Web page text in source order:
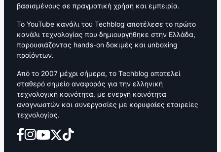
βασισμένους σε πραγματική χρήση και εμπειρία.
Το YouTube κανάλι του Techblog αποτέλεσε το πρώτο
κανάλι τεχνολογίας που δημιουργήθηκε στην Ελλάδα,
παρουσιάζοντας hands-on δοκιμές και unboxing
προϊόντων.
Από το 2007 μέχρι σήμερα, το Techblog αποτελεί
σταθερό σημείο αναφοράς για την ελληνική
τεχνολογική κοινότητα, με ενεργή κοινότητα
αναγνωστών και συνεργασίες με κορυφαίες εταιρείες
τεχνολογίας.